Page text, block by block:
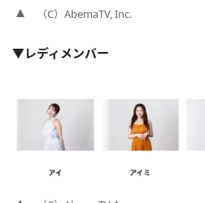
（C）AbemaTV, Inc.
▼レディメンバー